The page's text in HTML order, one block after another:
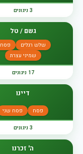
3 ניגונים
גשם / טל
שלש רגלים
פסח
שמיני עצרת
17 ניגונים
דיינו
פסח פסח שני
3 ניגונים
ה' זכרנו